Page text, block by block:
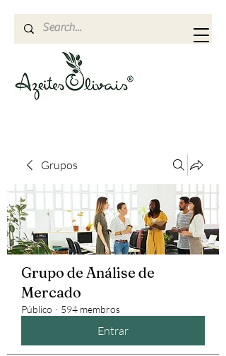
Grupos
Grupo de Análise de
Mercado
Público · 594 membros
Entrar